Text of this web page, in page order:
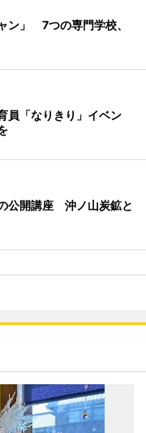
ン」 7つの専門学校、
員「なりきり」イベン
公開講座 沖ノ山炭鉱と